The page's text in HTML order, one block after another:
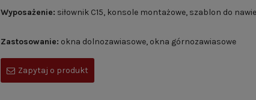
Wyposażenie: siłownik C15, konsole montażowe, szablon do
Zastosowanie: okna dolnozawiasowe, okna górnozawiasowe
Zapytaj o produkt